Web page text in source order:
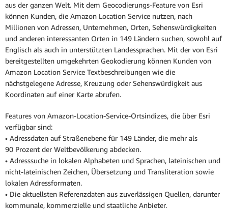
aus der ganzen Welt. Mit dem Geocodierungs-Feature von Esri
können Kunden, die Amazon Location Service nutzen, nach
Millionen von Adressen, Unternehmen, Orten, Sehenswürdigkeiten
und anderen interessanten Orten in 149 Ländern suchen, sowohl auf
Englisch als auch in unterstützten Landessprachen. Mit der von Esri
bereitgestellten umgekehrten Geokodierung können Kunden von
Amazon Location Service Textbeschreibungen wie die
nächstgelegene Adresse, Kreuzung oder Sehenswürdigkeit aus
Koordinaten auf einer Karte abrufen.
Features von Amazon-Location-Service-Ortsindizes, die über Esri
verfügbar sind:
• Adressdaten auf Straßenebene für 149 Länder, die mehr als
90 Prozent der Weltbevölkerung abdecken.
• Adresssuche in lokalen Alphabeten und Sprachen, lateinischen und
nicht-lateinischen Zeichen, Übersetzung und Transliteration sowie
lokalen Adressformaten.
• Die aktuellsten Referenzdaten aus zuverlässigen Quellen, darunter
kommunale, kommerzielle und staatliche Anbieter.